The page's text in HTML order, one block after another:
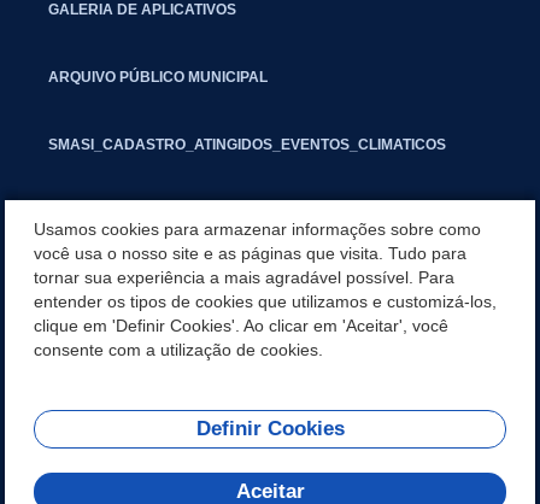
GALERIA DE APLICATIVOS
ARQUIVO PÚBLICO MUNICIPAL
SMASI_CADASTRO_ATINGIDOS_EVENTOS_CLIMATICOS
INFORMATIVO PIT
SEGUNDA VIA IPTU
REDES SOCIAIS
Usamos cookies para armazenar informações sobre como
você usa o nosso site e as páginas que visita. Tudo para
tornar sua experiência a mais agradável possível. Para
entender os tipos de cookies que utilizamos e customizá-los,
clique em 'Definir Cookies'. Ao clicar em 'Aceitar', você
consente com a utilização de cookies.
Definir Cookies
Aceitar